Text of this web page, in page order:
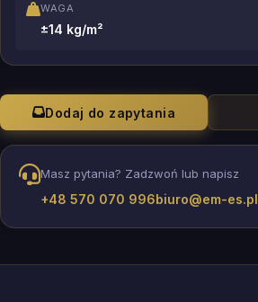
WAGA
±14 kg/m²
Dodaj do zapytania
Masz pytania? Zadzwoń lub napisz
+48 570 070 996biuro@em-es.pl